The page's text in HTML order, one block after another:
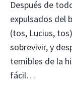
Después de
expulsados ​​del
(tos, Lucius,
sobrevivir, y
temibles de la
fácil…